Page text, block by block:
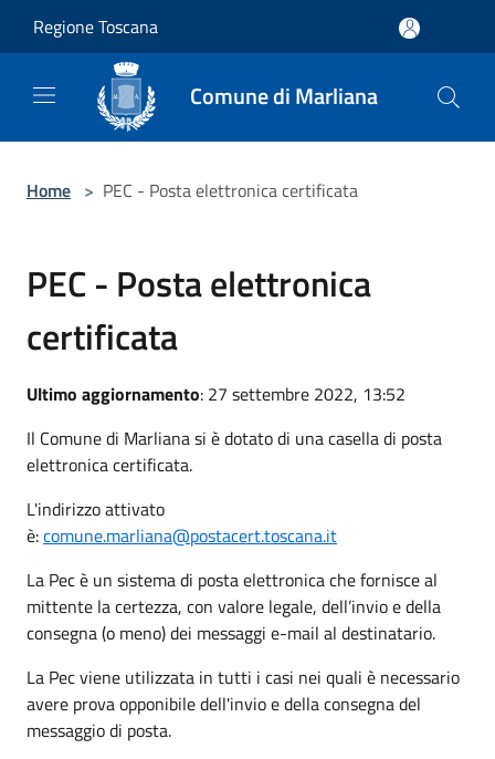
Regione Toscana
Comune di Marliana
Home > PEC - Posta elettronica certificata
PEC - Posta elettronica
certificata
Ultimo aggiornamento: 27 settembre 2022, 13:52
Il Comune di Marliana si è dotato di una casella di posta
elettronica certificata.
L'indirizzo attivato
è:comune.marliana@postacert.toscana.it
La Pec è un sistema di posta elettronica che fornisce al
mittente la certezza, con valore legale, dell’invio e della
consegna (o meno) dei messaggi e-mail al destinatario.
La Pec viene utilizzata in tutti i casi nei quali è necessario
avere prova opponibile dell'invio e della consegna del
messaggio di posta.